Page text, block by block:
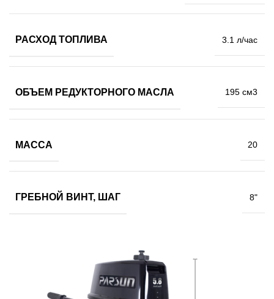
РАСХОД ТОПЛИВА 3.1 л/час
ОБЪЕМ РЕДУКТОРНОГО МАСЛА 195 см3
МАССА 20
ГРЕБНОЙ ВИНТ, ШАГ 8"